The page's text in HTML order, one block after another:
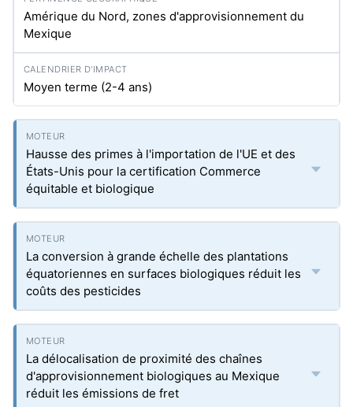
Amérique du Nord, zones d'approvisionnement du
Mexique
Moyen terme (2-4 ans)
Hausse des primes à l'importation de l'UE et des
États-Unis pour la certification Commerce
équitable et biologique
La conversion à grande échelle des plantations
équatoriennes en surfaces biologiques réduit les
coûts des pesticides
La délocalisation de proximité des chaînes
d'approvisionnement biologiques au Mexique
réduit les émissions de fret